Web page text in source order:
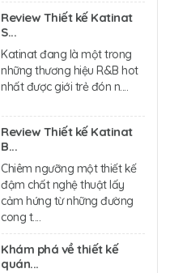
Review Thiết kế Katinat
S...
Katinat đang là một trong
những thương hiệu R&B hot
nhất được giới trẻ đón n....
Review Thiết kế Katinat
B...
Chiêm ngưỡng một thiết kế
đậm chất nghệ thuật lấy
cảm hứng từ những đường
cong t....
Khám phá về thiết kế
quán...